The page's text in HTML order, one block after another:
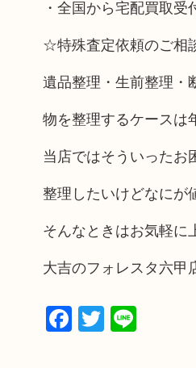
・全国から宅配買取受
☆特殊査定依頼のご相
遺品整理・生前整理・
物を整理するケースは
当店ではそういったお
整理したいけどなに
そんなときはお気軽に
大吉のフォレスタ六甲
Facebook
Twitter
Line